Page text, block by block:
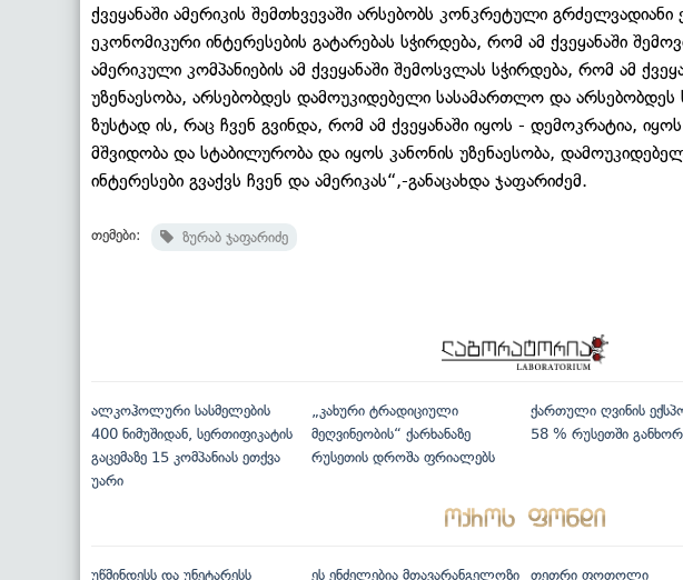
ქვეყანაში ამერიკის შემთხვევაში არსებობს კონკრეტული გრძელვადიანი
ეკონომიკური ინტერესების გატარებას სჭირდება, რომ ამ ქვეყანაში
ამერიკული კომპანიების ამ ქვეყანაში შემოსვლას სჭირდება, რომ ამ
უზენაესობა, არსებობდეს დამოუკიდებელი სასამართლო და არსებობდეს
ზუსტად ის, რაც ჩვენ გვინდა, რომ ამ ქვეყანაში იყოს - დემოკრატია,
მშვიდობა და სტაბილურობა და იყოს კანონის უზენაესობა,
ინტერესები გვაქვს ჩვენ და ამერიკას“,-განაცახდა ჯაფარიძემ.
თემები: ზურაბ ჯაფარიძე
ალკოჰოლური სასმელების
400 ნიმუშიდან, სერთიფიკატის
გაცემაზე 15 კომპანიას ეთქვა
უარი
„კახური ტრადიციული
მეღვინეობის“ ქარხანაზე
რუსეთის დროშა ფრიალებს
ქართული ღვინის
58 % რუსეთში
უწმინდესს და უნეტარესს ეს ენძელებია მთავარანგელოზი თეთრი ფოთოლი